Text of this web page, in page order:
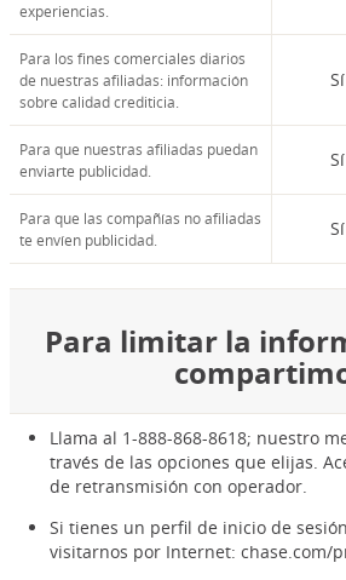
experiencias.
Para los fines comerciales diarios
de nuestras afiliadas: información
sobre calidad crediticia.
Sí
Para que nuestras afiliadas puedan
enviarte publicidad.
Sí
Para que las compañías no afiliadas
te envíen publicidad.
Sí
Para limitar la
Llama al 1-888-868-8618; nuestro
través de las opciones que elijas.
de retransmisión con operador.
Si tienes un perfil de inicio de
visitarnos por Internet: chase.com/